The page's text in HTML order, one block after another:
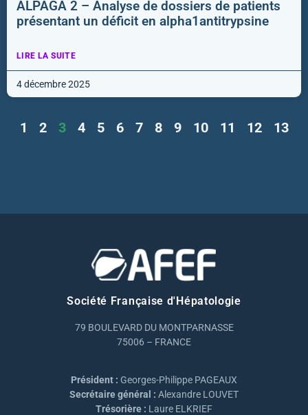
ALPAGA 2 – Analyse de dossiers de patients
présentant un déficit en alpha1antitrypsine
LIRE LA SUITE
4 décembre 2025
1 2 3 4 5 6 7 8 9 10 11 12 13
Société Française d'Hépatologie
79 BOULEVARD DU MONTPARNASSE
75006 – FRANCE
Président : Georges-Philippe PAGEAUX
Secrétaire général : Alexandre LOUVET
Trésorière : Laure ELKRIEF